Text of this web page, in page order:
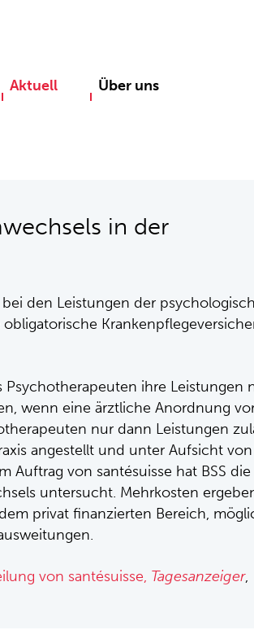
Aktuell Über uns
in der
den Leistungen der
Psychotherapeuten ihre Leistungen
wenn eine ärztliche Anordnung
nur dann Leistungen
angestellt und unter Aufsicht von
Auftrag von santésuisse hat BSS die
untersucht. Mehrkosten
privat finanzierten Bereich,
von santésuisse, Tagesanzeiger,